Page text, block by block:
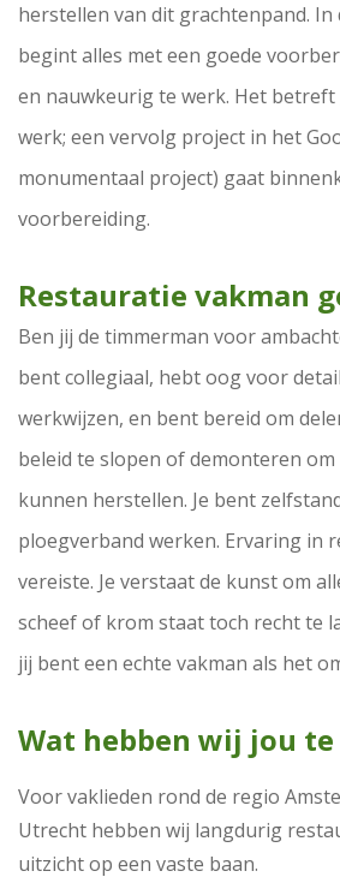
herstellen van dit grachtenpand.
begint alles met een goede
en nauwkeurig te werk. Het betreft
werk; een vervolg project in het
monumentaal project) gaat
voorbereiding.
Restauratie vakman
Ben jij de timmerman voor
bent collegiaal, hebt oog voor
werkwijzen, en bent bereid om
beleid te slopen of demonteren
kunnen herstellen. Je bent
ploegverband werken. Ervaring in
vereiste. Je verstaat de kunst om
scheef of krom staat toch recht te
jij bent een echte vakman als het
Wat hebben wij jou te
Voor vaklieden rond de regio
Utrecht hebben wij langdurig
uitzicht op een vaste baan.